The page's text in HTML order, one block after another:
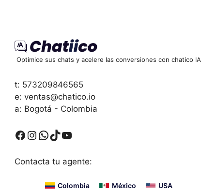
Optimice sus chats y acelere las conversiones con chatico IA
t: 573209846565
e: ventas@chatico.io
a: Bogotá - Colombia
Facebook
Instagram
WhatsApp
TikTok
YouTube
Contacta tu agente:
Colombia México USA